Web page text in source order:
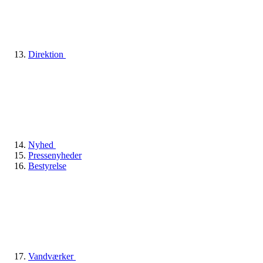
Direktion
Nyhed
Pressenyheder
Bestyrelse
Vandværker